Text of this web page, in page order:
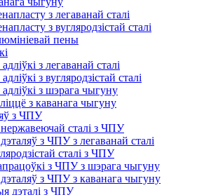
з легаванай сталі
з вугляродзістай сталі
пены
з легаванай сталі
з вугляродзістай сталі
з шэрага чыгуну
з каванага чыгуну
з ЧПУ
сталі з ЧПУ
з ЧПУ з легаванай сталі
сталі з ЧПУ
з ЧПУ з шэрага чыгуну
з ЧПУ з каванага чыгуну
дэталі з ЧПУ